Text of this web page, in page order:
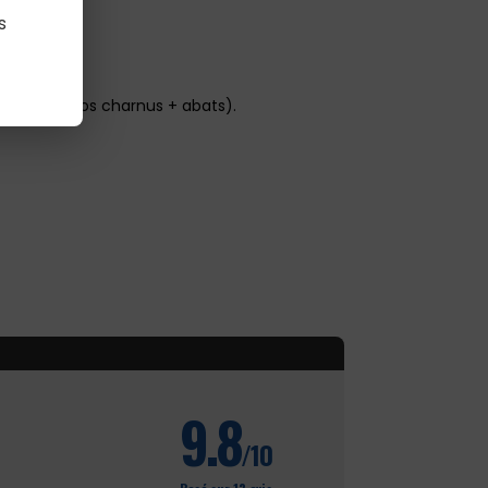
(viande + os charnus + abats).
9.8/10